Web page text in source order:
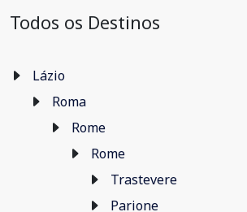
Todos os Destinos
Lázio
Roma
Rome
Rome
Trastevere
Parione